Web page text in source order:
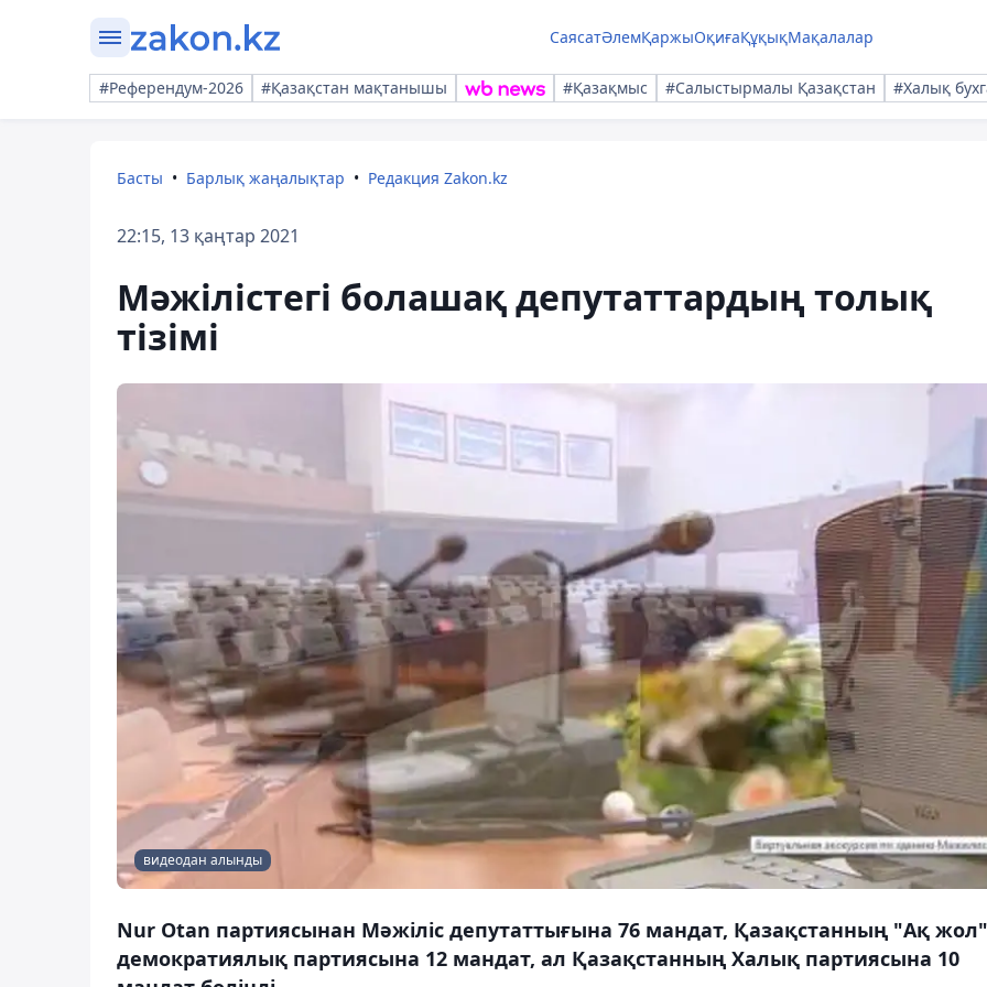
СаясатӘлемҚаржыОқиғаҚұқықМақалалар
#Референдум-2026 #Қазақстан мақтанышы #Қазақмыс #Салыстырмалы Қазақстан #Халық
Басты Барлық жаңалықтар Редакция Zakon.kz
22:15, 13 қаңтар 2021
Мәжілістегі болашақ депутаттардың толық
тізімі
видеодан алынды
Nur Otan партиясынан Мәжіліс депутаттығына 76 мандат, Қазақстанның "Aқ жол"
демократиялық партиясына 12 мандат, ал Қазақстанның Халық партиясына 10